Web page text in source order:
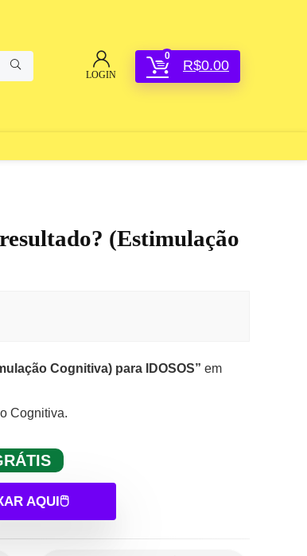
LOGIN
0
R$0.00
(Estimulação
Cognitiva) para IDOSOS” em
Cognitiva.
AQUI🖱️